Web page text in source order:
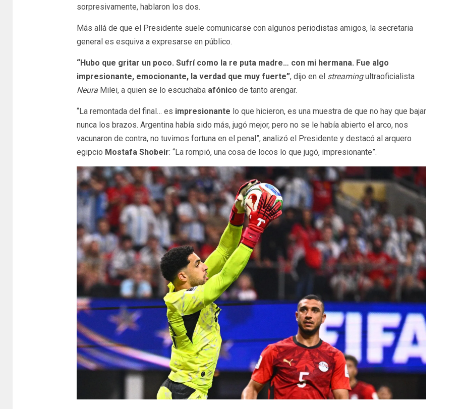
sorpresivamente, hablaron los dos.
Más allá de que el Presidente suele comunicarse con algunos periodistas amigos, la secretaria
general es esquiva a expresarse en público.
“Hubo que gritar un poco. Sufrí como la re puta madre… con mi hermana. Fue algo
impresionante, emocionante, la verdad que muy fuerte”, dijo en el streamingultraoficialista
Neura Milei, a quien se lo escuchaba afónico de tanto arengar.
“La remontada del final… es impresionante lo que hicieron, es una muestra de que no hay que bajar
nunca los brazos. Argentina había sido más, jugó mejor, pero no se le había abierto el arco, nos
vacunaron de contra, no tuvimos fortuna en el penal”, analizó el Presidente y destacó al arquero
egipcio Mostafa Shobeir: “La rompió, una cosa de locos lo que jugó, impresionante”.